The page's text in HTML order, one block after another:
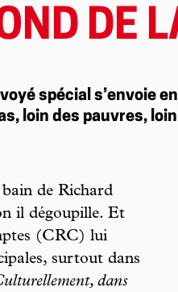
DE
spécial s’envoie en
loin des pauvres,
de Richard
il dégoupille. Et
(CRC) lui
surtout dans
dans